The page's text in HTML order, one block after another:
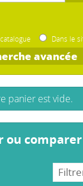
Dans le
avancée
ou comparer